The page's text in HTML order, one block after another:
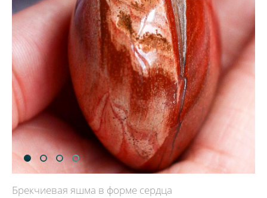
Брекчиевая яшма в форме сердца